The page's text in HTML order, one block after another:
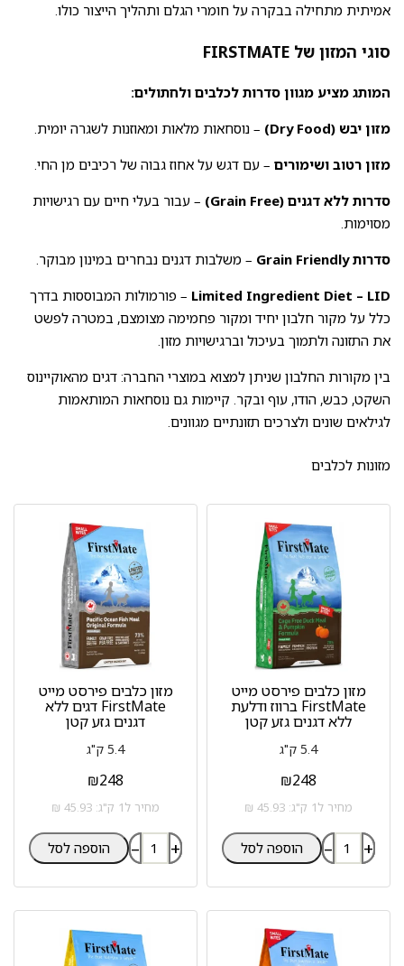
אמיתית מתחילה בבקרה על חומרי הגלם ותהליך הייצור כולו.
סוגי המזון של FIRSTMATE
המותג מציע מגוון סדרות לכלבים ולחתולים:
מזון יבש (Dry Food)
– נוסחאות מלאות ומאוזנות לשגרה יומית.
מזון רטוב ושימורים – עם דגש על אחוז גבוה של רכיבים מן החי.
סדרות ללא דגנים (Grain Free)
– עבור בעלי חיים עם רגישויות
מסוימות.
סדרות Grain Friendly
– משלבות דגנים נבחרים במינון מבוקר.
Limited Ingredient Diet – LID – פורמולות המבוססות בדרך
כלל על מקור חלבון יחיד ומקור פחמימה מצומצם, במטרה לפשט
את התזונה ולתמוך בעיכול וברגישויות מזון.
בין מקורות החלבון שניתן למצוא במוצרי החברה: דגים מהאוקיינוס
השקט, כבש, הודו, עוף ובקר. קיימות גם נוסחאות המותאמות
לגילאים שונים ולצרכים תזונתיים מגוונים.
מזונות לכלבים
מזון כלבים פירסט מייט
FirstMate ברווז ודלעת
ללא דגנים גזע קטן
5.4 ק"ג
₪248
מחיר ל1 ק"ג: 45.93 ₪
– + הוספה לסל
מזון כלבים פירסט מייט
FirstMate דגים ללא
דגנים גזע קטן
5.4 ק"ג
₪248
מחיר ל1 ק"ג: 45.93 ₪
– + הוספה לסל